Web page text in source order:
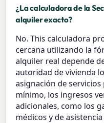
¿La calculadora de la
alquiler exacto?
No. This calculadora
cercana utilizando la
alquiler real depende
autoridad de vivienda
asignación de
mínimo, los ingresos
adicionales, como los
médicos y de